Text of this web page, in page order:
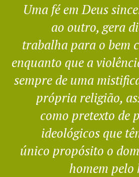
Uma fé em Deus
ao outro, gera
trabalha para o bem
enquanto que a
sempre de uma
própria religião,
como pretexto de
ideológicos que
único propósito o
homem pelo